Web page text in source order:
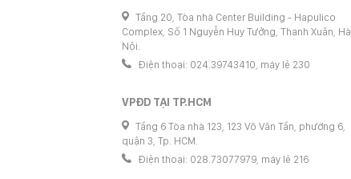
Tầng 20, Tòa nhà Center Building - Hapulico
Complex, Số 1 Nguyễn Huy Tưởng, Thanh Xuân, Hà
Nội.
Điện thoại: 024.39743410, máy lẻ 230
VPĐD TẠI TP.HCM
Tầng 6 Tòa nhà 123, 123 Võ Văn Tần, phường 6,
quận 3, Tp. HCM.
Điện thoại: 028.73077979, máy lẻ 216